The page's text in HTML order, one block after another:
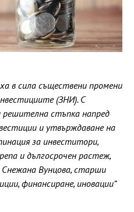
в сила съществени промени
(ЗНИ). С
решителна стъпка напред
и утвърждаване на
за инвеститори,
и дългосрочен растеж,
Вунцова, старши
финансиране, иновации“